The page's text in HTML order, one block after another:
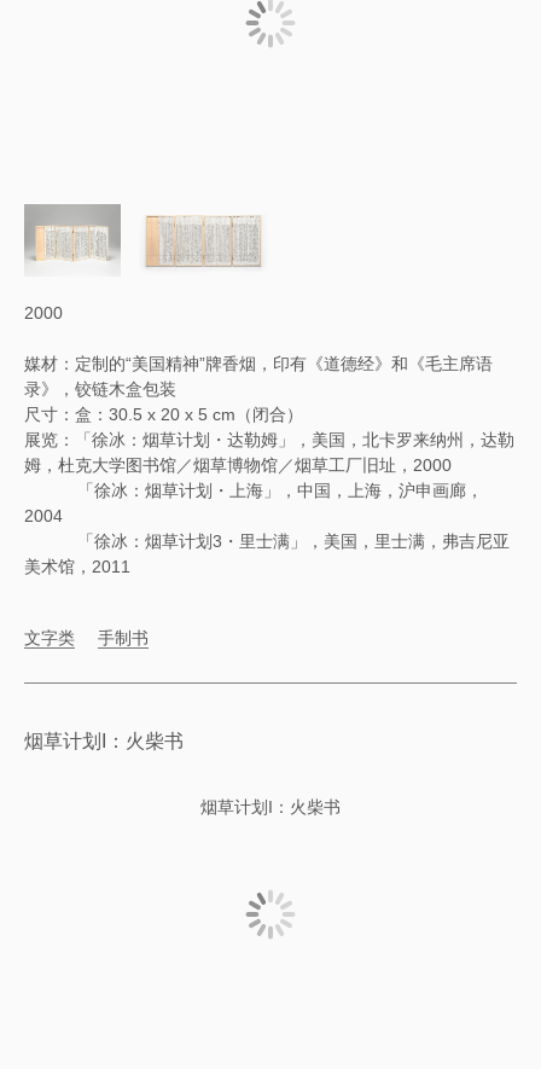
2000
媒材：定制的“美国精神”牌香烟，印有《道德经》和《毛主席语
录》，铰链木盒包装
尺寸：盒：30.5 x 20 x 5 cm（闭合）
展览：「徐冰：烟草计划・达勒姆」，美国，北卡罗来纳州，达勒
姆，杜克大学图书馆／烟草博物馆／烟草工厂旧址，2000
「徐冰：烟草计划・上海」，中国，上海，沪申画廊，
2004
「徐冰：烟草计划3・里士满」，美国，里士满，弗吉尼亚
美术馆，2011
文字类 手制书
烟草计划I：火柴书
烟草计划I：火柴书